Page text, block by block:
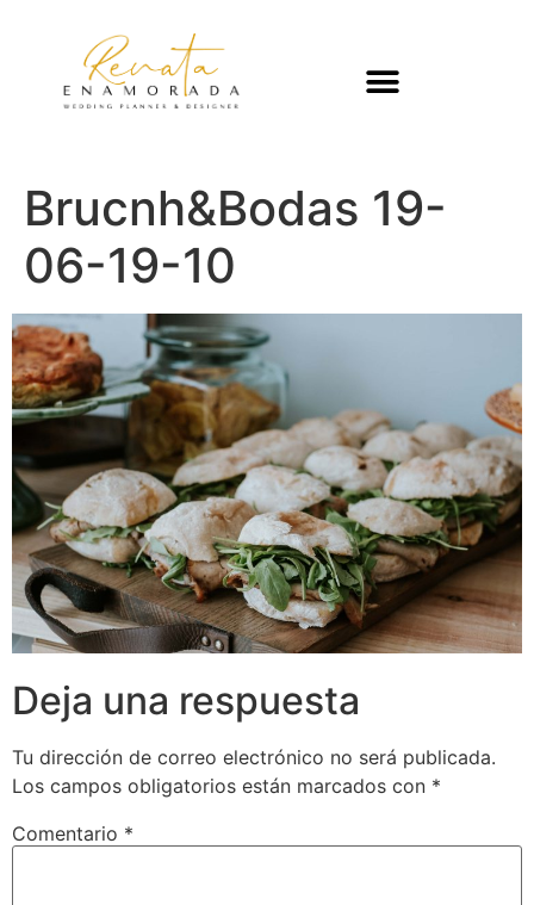
Brucnh&Bodas 19-
06-19-10
Deja una respuesta
Tu dirección de correo electrónico no será publicada.
Los campos obligatorios están marcados con *
Comentario *